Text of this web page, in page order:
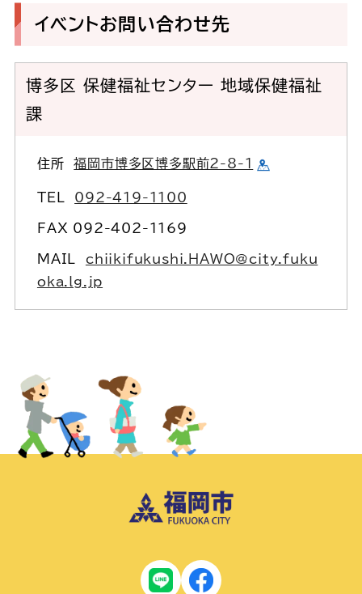
イベントお問い合わせ先
博多区 保健福祉センター 地域保健福祉
課
住所福岡市博多区博多駅前2-8-1
TEL 092-419-1100
FAX 092-402-1169
MAIL chiikifukushi.HAWO@city.fuku
oka.lg.jp